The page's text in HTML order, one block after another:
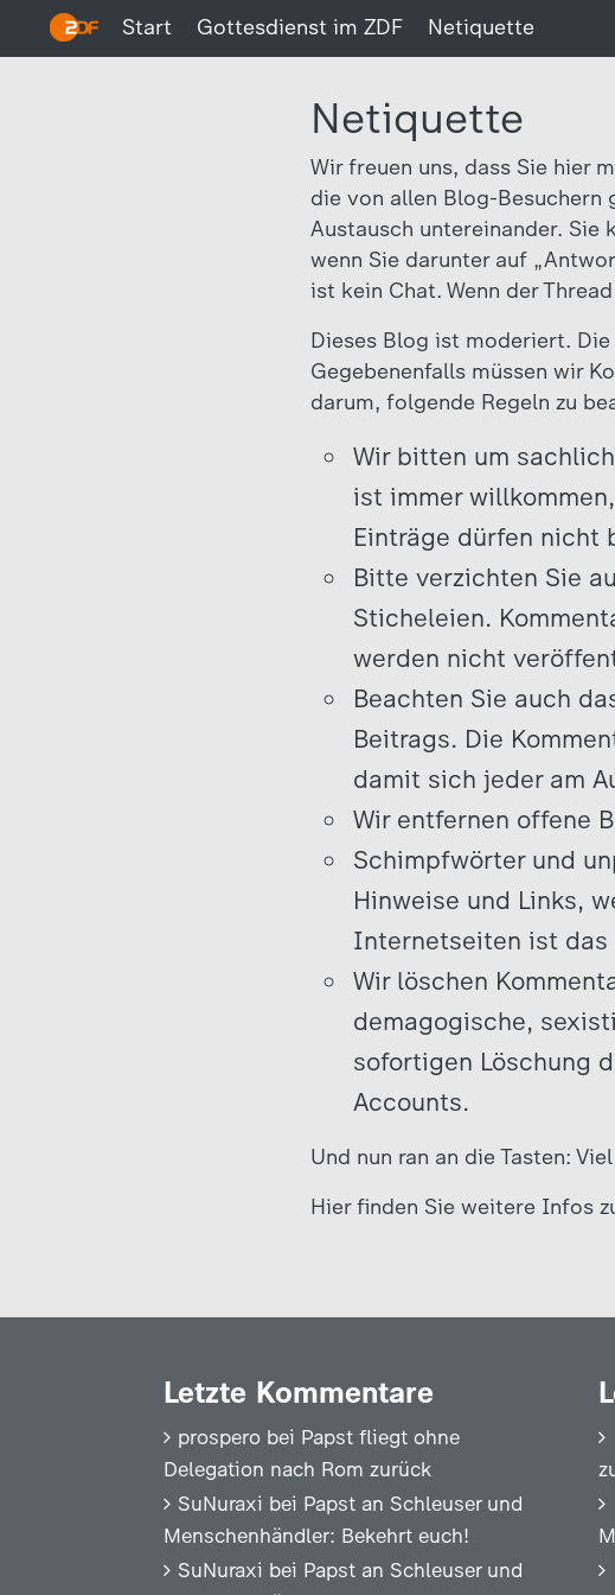
Start Gottesdienst im ZDF Netiquette
Netiquette
Wir freuen uns, dass Sie hier
die von allen Blog-Besuchern
Austausch untereinander. Sie
wenn Sie darunter auf
ist kein Chat. Wenn der
Dieses Blog ist moderiert.
Gegebenenfalls müssen wir
darum, folgende Regeln zu
Wir bitten um
ist immer
Einträge dürfen nicht
Bitte verzichten Sie
Sticheleien.
werden nicht
Beachten Sie auch
Beitrags. Die
damit sich jeder am
Wir entfernen offene
Schimpfwörter und
Hinweise und Links,
Internetseiten ist das
Wir löschen
demagogische,
sofortigen Löschung
Accounts.
Und nun ran an die Tasten:
Hier finden Sie weitere Infos
Letzte Kommentare
prospero bei Papst fliegt ohne
Delegation nach Rom zurück
SuNuraxi bei Papst an Schleuser und
Menschenhändler: Bekehrt euch!
SuNuraxi bei Papst an Schleuser und